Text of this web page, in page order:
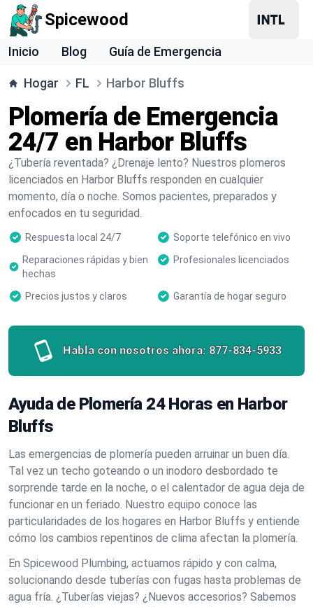
Spicewood
Inicio Blog Guía de Emergencia
Hogar FL Harbor Bluffs
Plomería de Emergencia
24/7 en Harbor Bluffs
¿Tubería reventada? ¿Drenaje lento? Nuestros plomeros
licenciados en Harbor Bluffs responden en cualquier
momento, día o noche. Somos pacientes, preparados y
enfocados en tu seguridad.
Respuesta local 24/7
Soporte telefónico en vivo
Reparaciones rápidas y bien
hechas
Profesionales licenciados
Precios justos y claros Garantía de hogar seguro
Habla con nosotros ahora: 877-834-5933
Ayuda de Plomería 24 Horas en Harbor
Bluffs
Las emergencias de plomería pueden arruinar un buen día.
Tal vez un techo goteando o un inodoro desbordado te
sorprende tarde en la noche, o el calentador de agua deja de
funcionar en un feriado. Nuestro equipo conoce las
particularidades de los hogares en Harbor Bluffs y entiende
cómo los cambios repentinos de clima afectan la plomería.
En Spicewood Plumbing, actuamos rápido y con calma,
solucionando desde tuberías con fugas hasta problemas de
agua fría. ¿Tuberías viejas? ¿Nuevos accesorios? Sabemos